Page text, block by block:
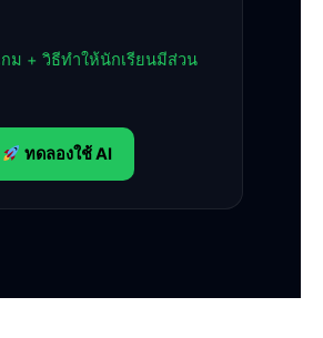
ม + วิธีทำให้นักเรียนมีส่วน
ทดลองใช้ AI